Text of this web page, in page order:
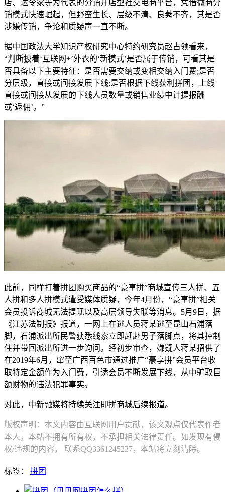
店、达令家等为代表的分销开店型社交电商平台，凭借微商分
销模式快速崛起，但野蛮生长、层级不清、良莠不齐，其是否
涉嫌传销，争论和质疑声一直不断。
据中国政法大学知识产权研究中心特约研究员赵占领看来，
“判断披着‘互联网+’外衣的‘新模式’是否属于传销，可看其是
否具备以下主要特征：是否需要交纳或变相交纳入门费;是否
分层级，直接或间接发展下线;是否根据下线获利拼团，上线
直接或间接从发展的下线人员数量或销售业绩中计提报酬
或‘返佣’。”
此前，同样打着拼团购买商品的“豪享拼”商城宣传三人拼、五
人拼和多人拼模式遭受媒体质疑，今年4月份，“豪享拼”相关
会员投诉商城无法提现以及高层领导失联等消息。5月9日，据
《江苏法制报》报道，一网上在逃人员蒋某逃至昆山石浦落
脚，石浦派出所民警获悉线索立即赶赴男子落脚点，将其控制
住并带回派出所进一步询问。经初步审查，嫌疑人蒋某招供了
在2019年6月，窜至广西百色市通过推广“豪享拼”会员平台收
取特定金额作为入门费，引诱会员不断发展下线，从中骗取巨
额财物的违法犯罪事实。
对此，中新融媒将持续关注即拼商城后续报道。
版权声明：本文内容由互联网用户贡献，该文观点仅代表作者
本人。本站不拥有所有权，不承担相关法律责任。如发现有侵
权/违规的内容， 联系QQ3361245237，本站将立刻清除。
标签： 拼团